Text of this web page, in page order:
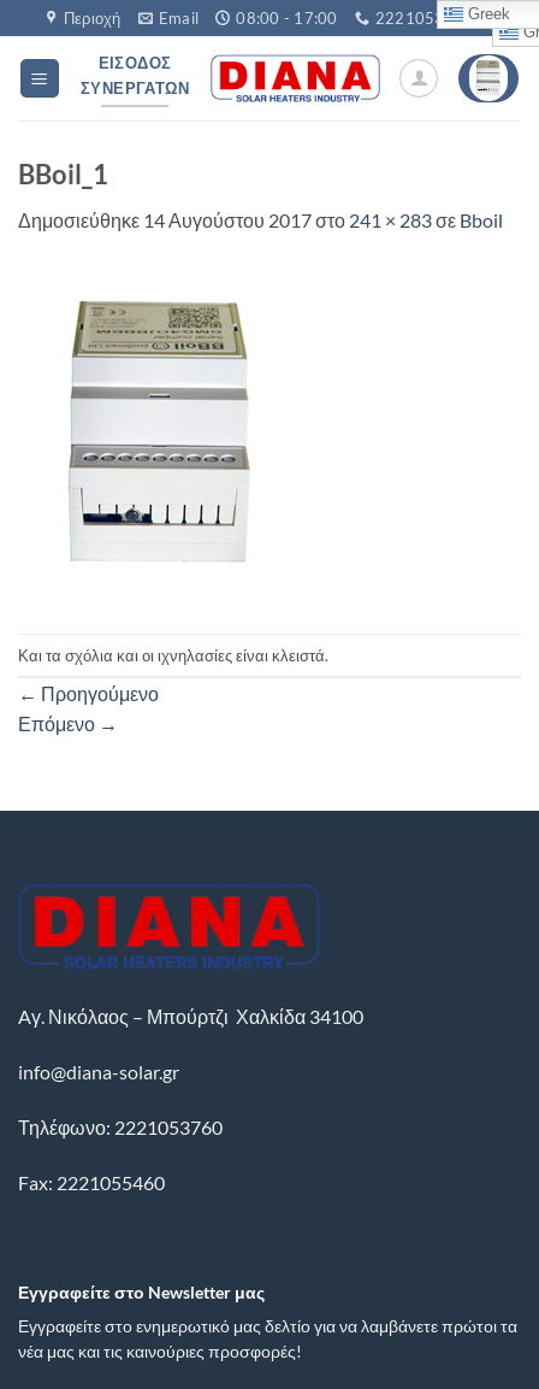
Μετάβαση
στο
περιεχόμενο
Περιοχή Email 08:00 - 17:00 2221053760
ΕΊΣΟΔΟΣ
ΣΥΝΕΡΓΑΤΏΝ
BBoil_1
Δημοσιεύθηκε 14 Αυγούστου 2017στο 241 × 283σε Bboil
Και τα σχόλια και οι ιχνηλασίες είναι κλειστά.
← Προηγούμενο
Επόμενο →
Aγ. Νικόλαος – Μπούρτζι Χαλκίδα 34100
info@diana-solar.gr
Τηλέφωνο: 2221053760
Fax: 2221055460
Εγγραφείτε στο Newsletter μας
Εγγραφείτε στο ενημερωτικό μας δελτίο για να λαμβάνετε πρώτοι τα
νέα μας και τις καινούριες προσφορές!
Greek